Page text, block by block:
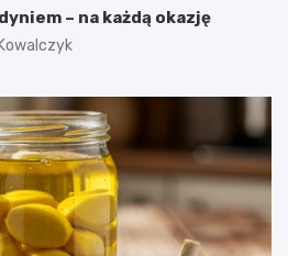
– na każdą okazję